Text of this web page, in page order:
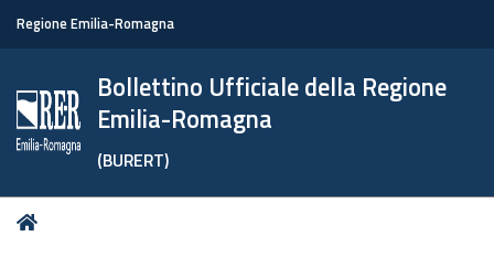
Regione Emilia-Romagna
Bollettino Ufficiale della Regione
Emilia-Romagna
(BURERT)
Tu